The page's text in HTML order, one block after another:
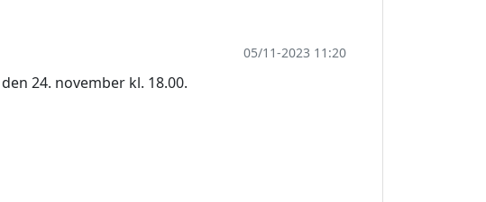
05/11-2023 11:20
24. november kl. 18.00.